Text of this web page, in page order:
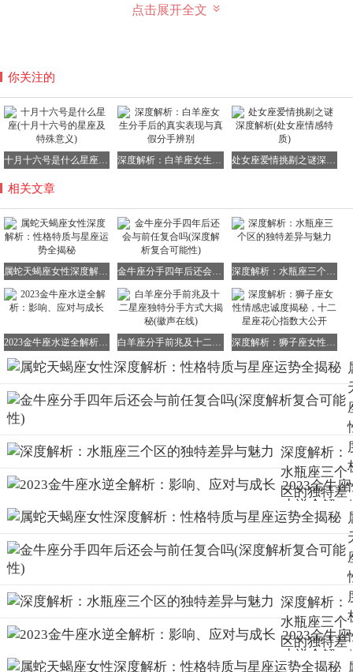
不拘小节星座：白羊、射手洒脱随性
销售精英星座：双子座能言善道
科学先锋星座：水瓶座勇于探索
清洁达人星座：处女座追求完美
固执星座图鉴：金牛、摩羯、天蝎、处女坚持己见
领袖气质星座：白羊、狮子渴望掌控
爱占便宜星座：射手、巨蟹精打细算
暴脾气星座：射手、白羊情绪波动大
爱调侃星座：处女、白羊喜欢开玩笑
变通高手星座：双子、天秤、水瓶随机应变
创业星座推荐：天蝎、水瓶、狮子适合自主经营
职场星座指南：金牛、摩羯、处女适合按部就班
失恋恢复期：摩羯、金牛、天蝎需要较长时间
师生恋高发星座：双鱼、摩羯容易产生情愫
疯狂玩家星座：白羊、双子、射手玩乐至上
白羊座情感密码
金牛座情感方程式
用物质满足表达爱意，带伴侣享受美食盛宴
双子座情感迷宫
每日甜言蜜语攻势，让人分不清真心与习惯
巨蟹座情感港湾
狮子座情感舞台
处女座情感絮语
通过碎碎念表达关怀，自我贬低彰显深情
天秤座情感黏胶
天蝎座情感枷锁
点击展开全文
你关注的
十月十六号是什么星座(十月十六号的星座及特殊意义) 深度解析：白羊座女生分手后的真实表现与真假分手辨别 处女座爱情挑剔之谜深度解析(处女座情感特质)
相关文章
属蛇天蝎座女性深度解析：性格特质与星座运势全揭秘 金牛座分手四年后还会与前任复合吗(深度解析复合可能性) 深度解析：水瓶座三个区的独特差异与魅力
2023金牛座水逆全解析：影响、应对与成长 白羊座分手前兆及十二星座独特分手方式大揭秘(徽声在线) 深度解析：狮子座女性情感忠诚度揭秘，十二星座花心指数大公开
深度解析：
水瓶座三个
区的独特差
异与魅力
2023金牛座
水逆全解
析：影响、
应对与成长
深度解析：
水瓶座三个
区的独特差
异与魅力
2023金牛座
水逆全解